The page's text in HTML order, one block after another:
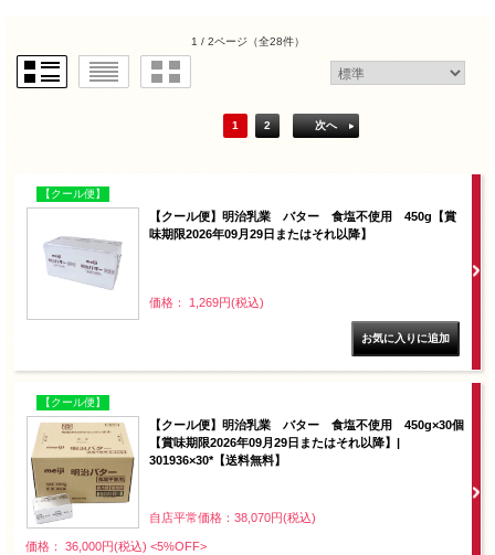
1 / 2ページ （全28件）
1 2 次へ
【クール便】
【クール便】明治乳業 バター 食塩不使用 450g【賞
味期限2026年09月29日またはそれ以降】
価格： 1,269円(税込)
【クール便】
【クール便】明治乳業 バター 食塩不使用 450g×30個
【賞味期限2026年09月29日またはそれ以降】|
301936×30*【送料無料】
自店平常価格：38,070円(税込)
価格： 36,000円(税込) <5%OFF>